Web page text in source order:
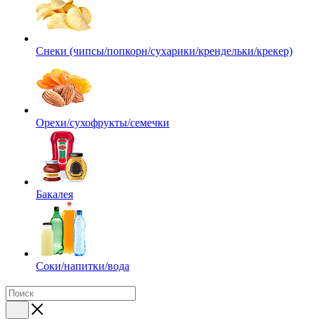
Снеки (чипсы/попкорн/сухарики/крендельки/крекер)
Орехи/сухофрукты/семечки
Бакалея
Соки/напитки/вода